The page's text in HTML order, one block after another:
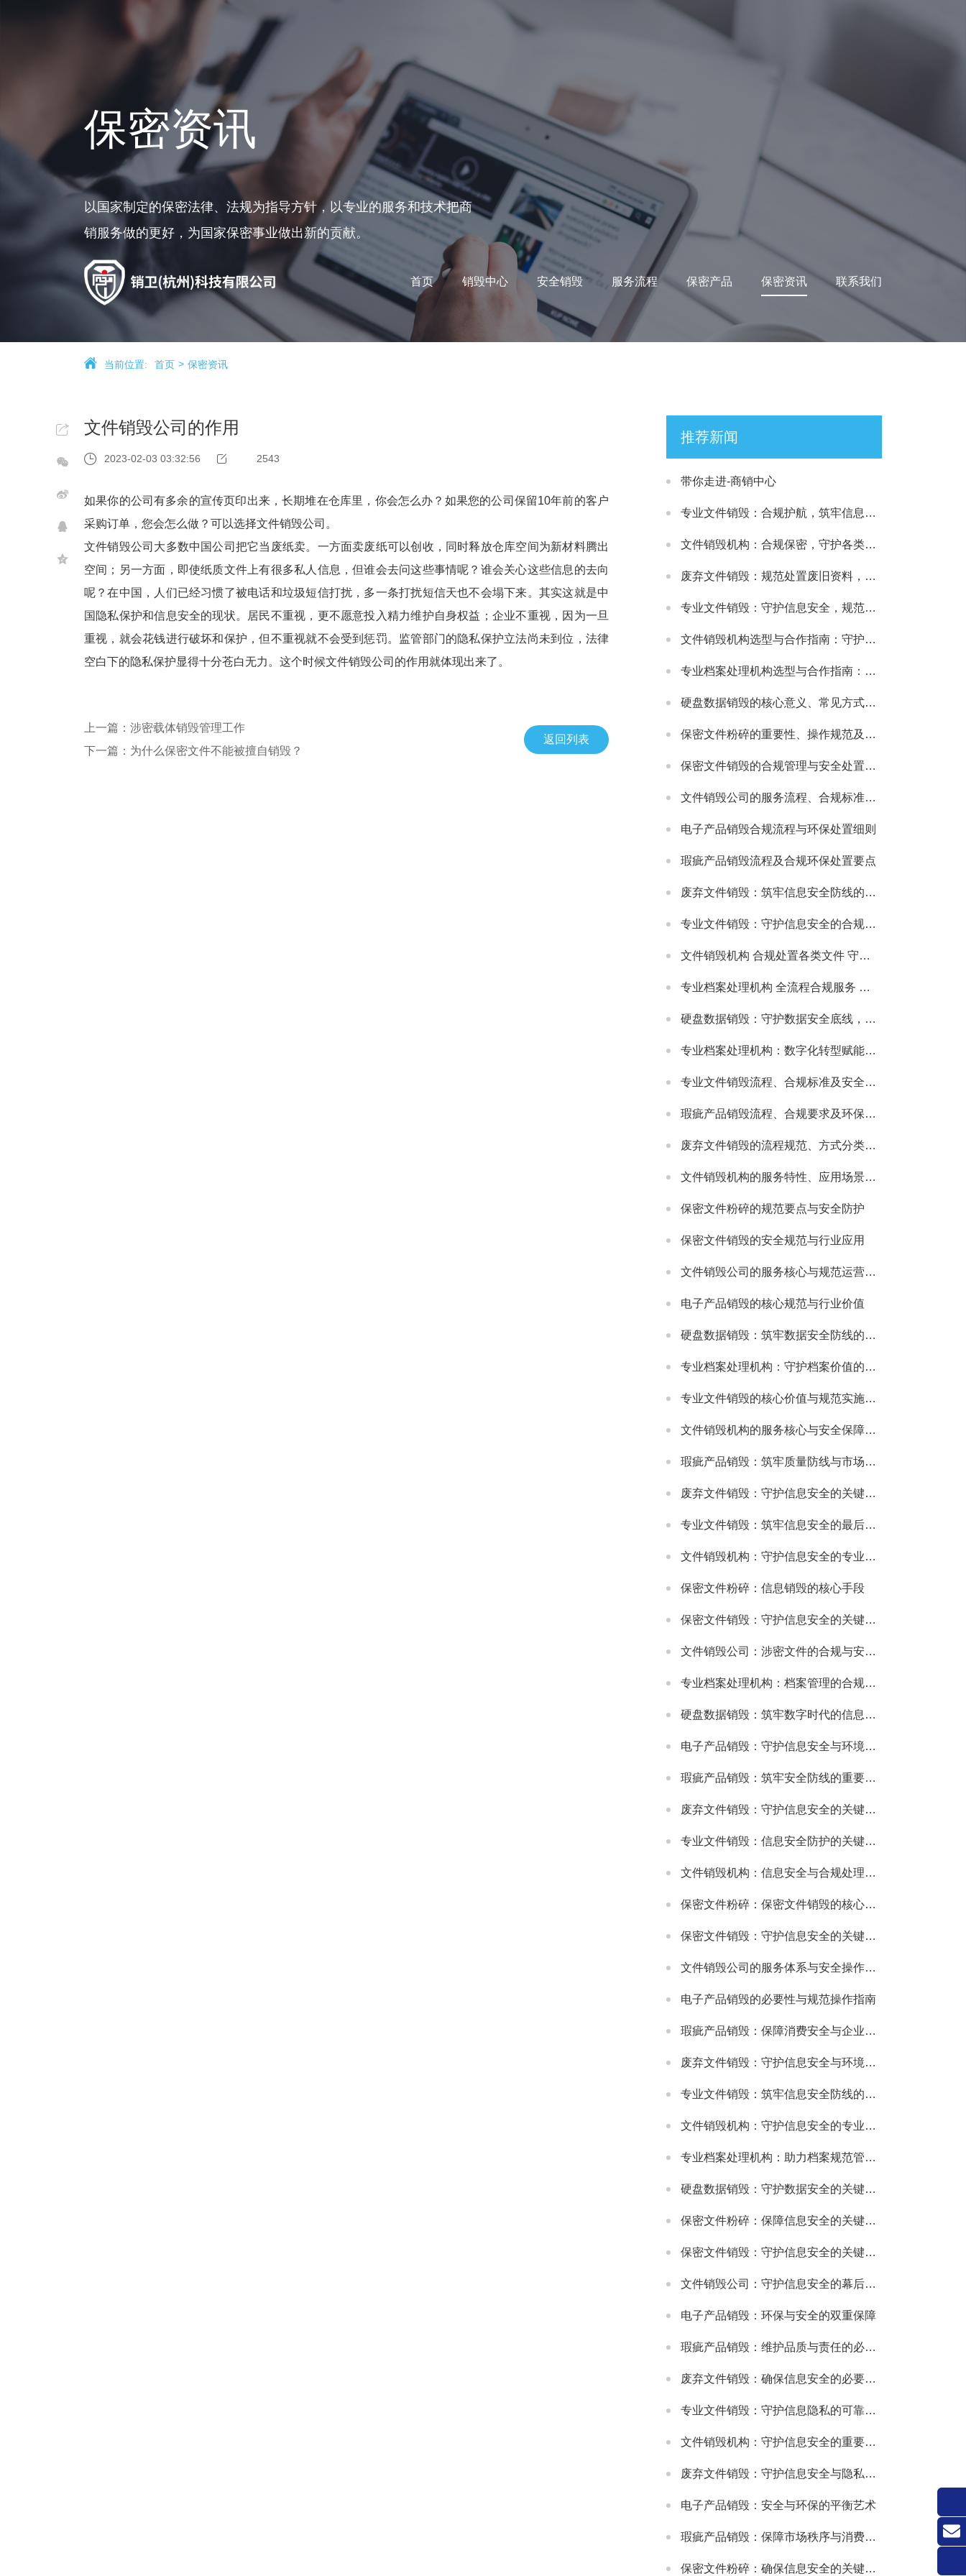
首页 销毁中心 安全销毁 服务流程 保密产品 保密资讯 联系我们
保密资讯
以国家制定的保密法律、法规为指导方针，以专业的服务和技术把商
销服务做的更好，为国家保密事业做出新的贡献。
当前位置: 首页 保密资讯
文件销毁公司的作用
2023-02-03 03:32:56 2543
如果你的公司有多余的宣传页印出来，长期堆在仓库里，你会怎么办？如果您的公司保留10年前的客户
采购订单，您会怎么做？可以选择文件销毁公司。
文件销毁公司大多数中国公司把它当废纸卖。一方面卖废纸可以创收，同时释放仓库空间为新材料腾出
空间；另一方面，即使纸质文件上有很多私人信息，但谁会去问这些事情呢？谁会关心这些信息的去向
呢？在中国，人们已经习惯了被电话和垃圾短信打扰，多一条打扰短信天也不会塌下来。其实这就是中
国隐私保护和信息安全的现状。居民不重视，更不愿意投入精力维护自身权益；企业不重视，因为一旦
重视，就会花钱进行破坏和保护，但不重视就不会受到惩罚。监管部门的隐私保护立法尚未到位，法律
空白下的隐私保护显得十分苍白无力。这个时候文件销毁公司的作用就体现出来了。
上一篇：涉密载体销毁管理工作
下一篇：为什么保密文件不能被擅自销毁？
返回列表
推荐新闻
带你走进-商销中心
专业文件销毁：合规护航，筑牢信息安全处置防线
文件销毁机构：合规保密，守护各类文件安全处置需求
废弃文件销毁：规范处置废旧资料，筑牢信息安全防线
专业文件销毁：守护信息安全，规范处理各类涉密载体
文件销毁机构选型与合作指南：守护文件安全与合规处置的可靠选择
专业档案处理机构选型与合作指南：守护档案安全与合规的可靠伙伴
硬盘数据销毁的核心意义、常见方式及安全注意事项
保密文件粉碎的重要性、操作规范及适配场景详解
保密文件销毁的合规管理与安全处置全流程解析
文件销毁公司的服务流程、合规标准及合作适配指南
电子产品销毁合规流程与环保处置细则
瑕疵产品销毁流程及合规环保处置要点
废弃文件销毁：筑牢信息安全防线的必要举措
专业文件销毁：守护信息安全的合规解决方案
文件销毁机构 合规处置各类文件 守护信息安全无忧
专业档案处理机构 全流程合规服务 助力政企档案管理提质增效
硬盘数据销毁：守护数据安全底线，主流服务公司实力解析
专业档案处理机构：数字化转型赋能，主流机构实力与行业发展解析
专业文件销毁流程、合规标准及安全防护指南
瑕疵产品销毁流程、合规要求及环保处理指南
废弃文件销毁的流程规范、方式分类及安全注意事项
文件销毁机构的服务特性、应用场景及选型要点解析
保密文件粉碎的规范要点与安全防护
保密文件销毁的安全规范与行业应用
文件销毁公司的服务核心与规范运营要点
电子产品销毁的核心规范与行业价值
硬盘数据销毁：筑牢数据安全防线的关键举措
专业档案处理机构：守护档案价值的规范化服务载体
专业文件销毁的核心价值与规范实施指南
文件销毁机构的服务核心与安全保障体系
瑕疵产品销毁：筑牢质量防线与市场规范的重要举措
废弃文件销毁：守护信息安全的关键环节
专业文件销毁：筑牢信息安全的最后防线
文件销毁机构：守护信息安全的专业屏障
保密文件粉碎：信息销毁的核心手段
保密文件销毁：守护信息安全的关键环节
文件销毁公司：涉密文件的合规与安全销毁服务
专业档案处理机构：档案管理的合规与高效解决方案
硬盘数据销毁：筑牢数字时代的信息安全防线
电子产品销毁：守护信息安全与环境健康的重要环节
瑕疵产品销毁：筑牢安全防线的重要举措
废弃文件销毁：守护信息安全的关键防线
专业文件销毁：信息安全防护的关键环节
文件销毁机构：信息安全与合规处理的专业选择
保密文件粉碎：保密文件销毁的核心实施方式
保密文件销毁：守护信息安全的关键环节
文件销毁公司的服务体系与安全操作规范
电子产品销毁的必要性与规范操作指南
瑕疵产品销毁：保障消费安全与企业信誉的关键举措
废弃文件销毁：守护信息安全与环境的重要环节
专业文件销毁：筑牢信息安全防线的关键环节
文件销毁机构：守护信息安全的专业服务选择
专业档案处理机构：助力档案规范管理与安全保障
硬盘数据销毁：守护数据安全的关键环节
保密文件粉碎：保障信息安全的关键步骤
保密文件销毁：守护信息安全的关键环节
文件销毁公司：守护信息安全的幕后卫士
电子产品销毁：环保与安全的双重保障
瑕疵产品销毁：维护品质与责任的必要之举
废弃文件销毁：确保信息安全的必要措施
专业文件销毁：守护信息隐私的可靠方式
文件销毁机构：守护信息安全的重要防线
废弃文件销毁：守护信息安全与隐私的关键环节
电子产品销毁：安全与环保的平衡艺术
瑕疵产品销毁：保障市场秩序与消费者权益的关键举措
保密文件粉碎：确保信息安全的关键环节